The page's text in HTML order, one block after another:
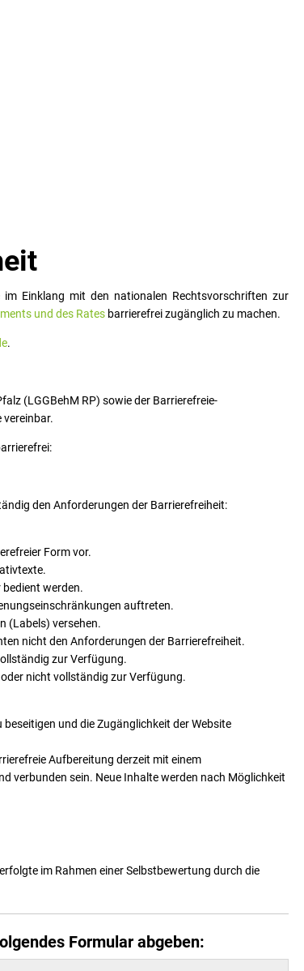
Einklang mit den nationalen Rechtsvorschriften zur
und des Ratesbarrierefrei zugänglich zu machen.
.
(LGGBehM RP) sowie der Barrierefreie-
den Anforderungen der Barrierefreiheit:
Form vor.
werden.
auftreten.
(Labels) versehen.
nicht den Anforderungen der Barrierefreiheit.
zur Verfügung.
nicht vollständig zur Verfügung.
und die Zugänglichkeit der Website
Aufbereitung derzeit mit einem
verbunden sein. Neue Inhalte werden nach Möglichkeit
im Rahmen einer Selbstbewertung durch die
Formular abgeben: